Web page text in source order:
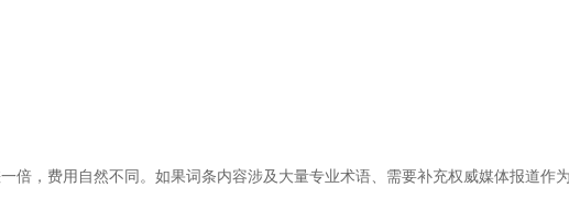
倍，费用自然不同。如果词条内容涉及大量专业术语、需要补充权威媒体报道作